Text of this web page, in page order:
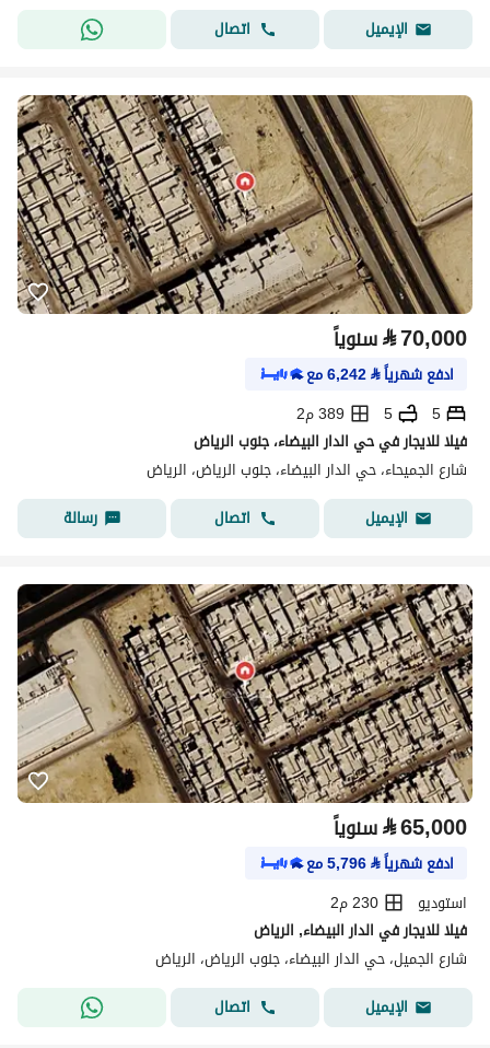
الإيميل
اتصال
⃁70,000 سنوياً
ادفع شهرياً⃁
6,242مع
5
5
389 م2
فيلا للايجار في حي الدار البيضاء، جنوب الرياض
شارع الجميحاء، حي الدار البيضاء، جنوب الرياض، الرياض
الإيميل
اتصال رسالة
⃁65,000 سنوياً
ادفع شهرياً⃁
5,796مع
استوديو
230 م2
فيلا للايجار في الدار البيضاء, الرياض
شارع الجميل، حي الدار البيضاء، جنوب الرياض، الرياض
الإيميل
اتصال